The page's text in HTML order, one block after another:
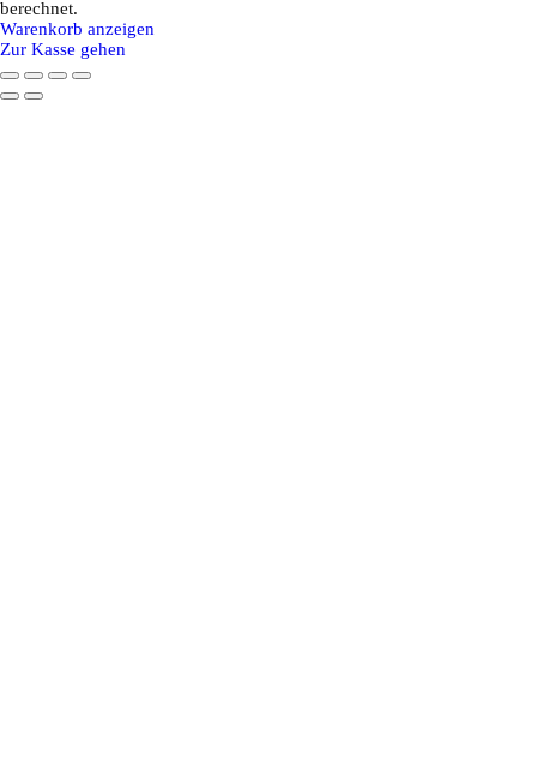
im
Warenkorb
berechnet.
Warenkorb anzeigen
Zur Kasse gehen